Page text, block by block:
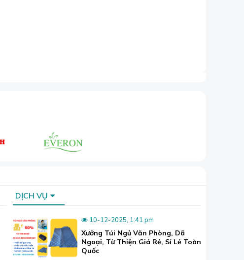
DỊCH VỤ
10-12-2025, 1:41 pm
Xưởng Túi Ngủ Văn Phòng, Dã
Ngoại, Từ Thiện Giá Rẻ, Sỉ Lẻ Toàn
Quốc